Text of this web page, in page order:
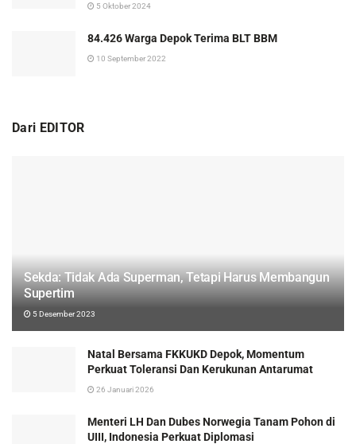
5 Oktober 2024
84.426 Warga Depok Terima BLT BBM
10 September 2022
Dari EDITOR
Sekda: Tidak Ada Superman, Tetapi Harus Membangun
Supertim
5 Desember 2023
Natal Bersama FKKUKD Depok, Momentum
Perkuat Toleransi Dan Kerukunan Antarumat
26 Januari 2026
Menteri LH Dan Dubes Norwegia Tanam Pohon di
UIII, Indonesia Perkuat Diplomasi